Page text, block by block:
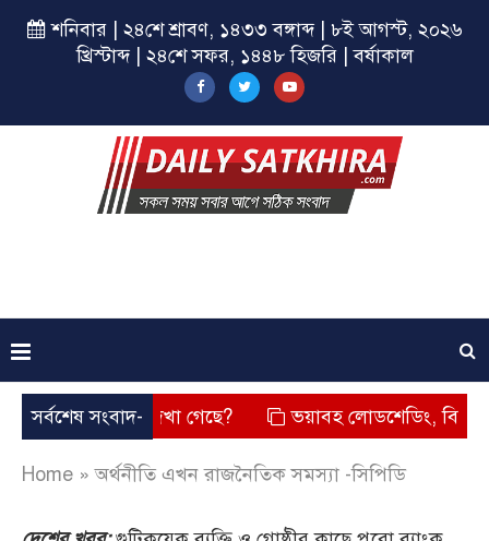
শনিবার | ২৪শে শ্রাবণ, ১৪৩৩ বঙ্গাব্দ | ৮ই আগস্ট, ২০২৬
খ্রিস্টাব্দ | ২৪শে সফর, ১৪৪৮ হিজরি | বর্ষাকাল
সর্বশেষ সংবাদ-
কি দেখা গেছে? ভয়াবহ লোডশেডিং, বিদ্যুত – গ্যাসের
Home »অর্থনীতি এখন রাজনৈতিক সমস্যা -সিপিডি